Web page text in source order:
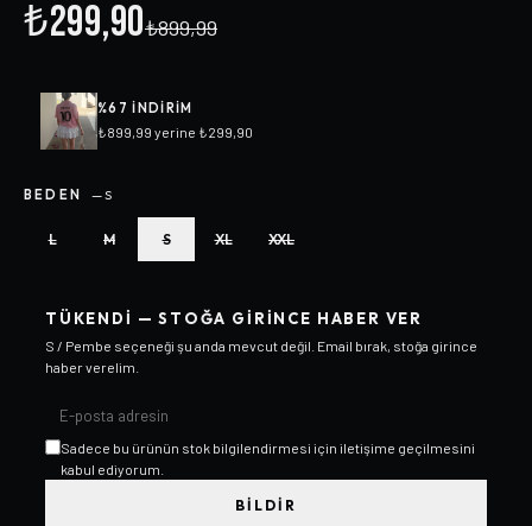
₺299,90₺899,99
%67 INDIRIM
₺899,99 yerine ₺299,90
BEDEN —S
L M S XL XXL
TÜKENDI — STOĞA GIRINCE HABER VER
S / Pembe seçeneği şu anda mevcut değil. Email bırak, stoğa girince
haber verelim.
Sadece bu ürünün stok bilgilendirmesi için iletişime geçilmesini
kabul ediyorum.
BILDIR